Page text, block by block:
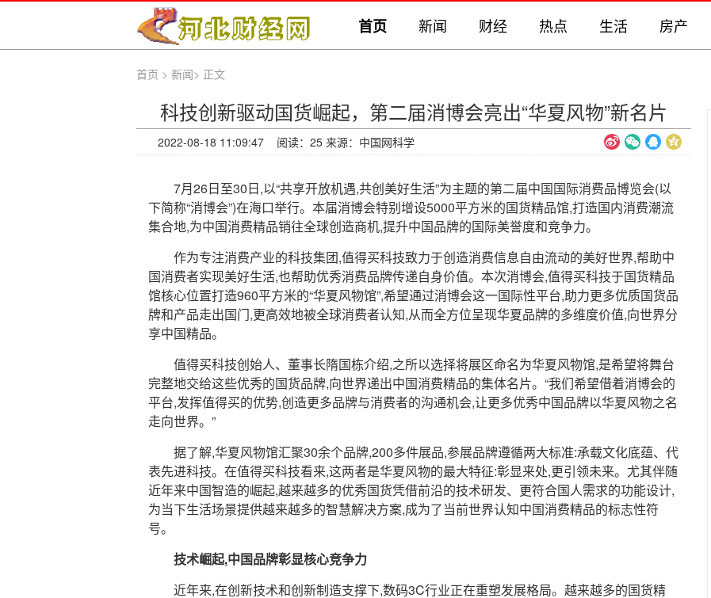
首页 新闻 财经 热点 生活 房产
首页 > 新闻> 正文
科技创新驱动国货崛起，第二届消博会亮出“华夏风物”新名片
2022-08-18 11:09:47 阅读： 25 来源：中国网科学
7月26日至30日,以“共享开放机遇,共创美好生活”为主题的第二届中国国际消费品博览会(以
下简称“消博会”)在海口举行。本届消博会特别增设5000平方米的国货精品馆,打造国内消费潮流
集合地,为中国消费精品销往全球创造商机,提升中国品牌的国际美誉度和竞争力。
作为专注消费产业的科技集团,值得买科技致力于创造消费信息自由流动的美好世界,帮助中
国消费者实现美好生活,也帮助优秀消费品牌传递自身价值。本次消博会,值得买科技于国货精品
馆核心位置打造960平方米的“华夏风物馆”,希望通过消博会这一国际性平台,助力更多优质国货品
牌和产品走出国门,更高效地被全球消费者认知,从而全方位呈现华夏品牌的多维度价值,向世界分
享中国精品。
值得买科技创始人、董事长隋国栋介绍,之所以选择将展区命名为华夏风物馆,是希望将舞台
完整地交给这些优秀的国货品牌,向世界递出中国消费精品的集体名片。“我们希望借着消博会的
平台,发挥值得买的优势,创造更多品牌与消费者的沟通机会,让更多优秀中国品牌以华夏风物之名
走向世界。”
据了解,华夏风物馆汇聚30余个品牌,200多件展品,参展品牌遵循两大标准:承载文化底蕴、代
表先进科技。在值得买科技看来,这两者是华夏风物的最大特征:彰显来处,更引领未来。尤其伴随
近年来中国智造的崛起,越来越多的优秀国货凭借前沿的技术研发、更符合国人需求的功能设计,
为当下生活场景提供越来越多的智慧解决方案,成为了当前世界认知中国消费精品的标志性符
号。
技术崛起,中国品牌彰显核心竞争力
近年来,在创新技术和创新制造支撑下,数码3C行业正在重塑发展格局。越来越多的国货精